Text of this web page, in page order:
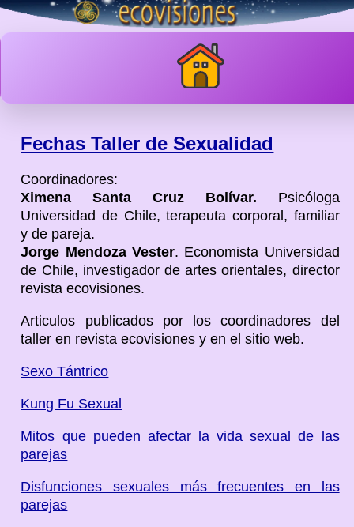
Fechas Taller de Sexualidad
Coordinadores:
Ximena Santa Cruz Bolívar. Psicóloga
Universidad de Chile, terapeuta corporal, familiar
y de pareja.
Jorge Mendoza Vester. Economista Universidad
de Chile, investigador de artes orientales, director
revista ecovisiones.
Articulos publicados por los coordinadores del
taller en revista ecovisiones y en el sitio web.
Sexo Tántrico
Kung Fu Sexual
Mitos que pueden afectar la vida sexual de las
parejas
Disfunciones sexuales más frecuentes en las
parejas